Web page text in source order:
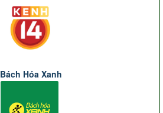
Bách Hóa Xanh